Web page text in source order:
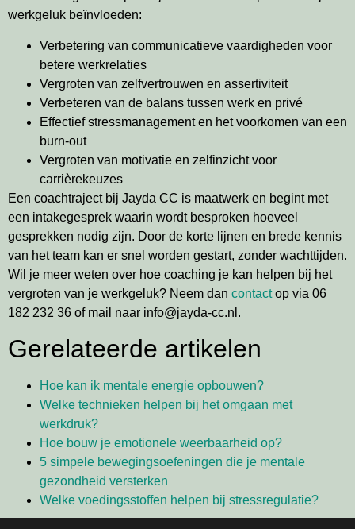
werkgeluk beïnvloeden:
Verbetering van communicatieve vaardigheden voor
betere werkrelaties
Vergroten van zelfvertrouwen en assertiviteit
Verbeteren van de balans tussen werk en privé
Effectief stressmanagement en het voorkomen van een
burn-out
Vergroten van motivatie en zelfinzicht voor
carrièrekeuzes
Een coachtraject bij Jayda CC is maatwerk en begint met
een intakegesprek waarin wordt besproken hoeveel
gesprekken nodig zijn. Door de korte lijnen en brede kennis
van het team kan er snel worden gestart, zonder wachttijden.
Wil je meer weten over hoe coaching je kan helpen bij het
vergroten van je werkgeluk? Neem dan contactop via 06
182 232 36 of mail naar info@jayda-cc.nl.
Gerelateerde artikelen
Hoe kan ik mentale energie opbouwen?
Welke technieken helpen bij het omgaan met
werkdruk?
Hoe bouw je emotionele weerbaarheid op?
5 simpele bewegingsoefeningen die je mentale
gezondheid versterken
Welke voedingsstoffen helpen bij stressregulatie?